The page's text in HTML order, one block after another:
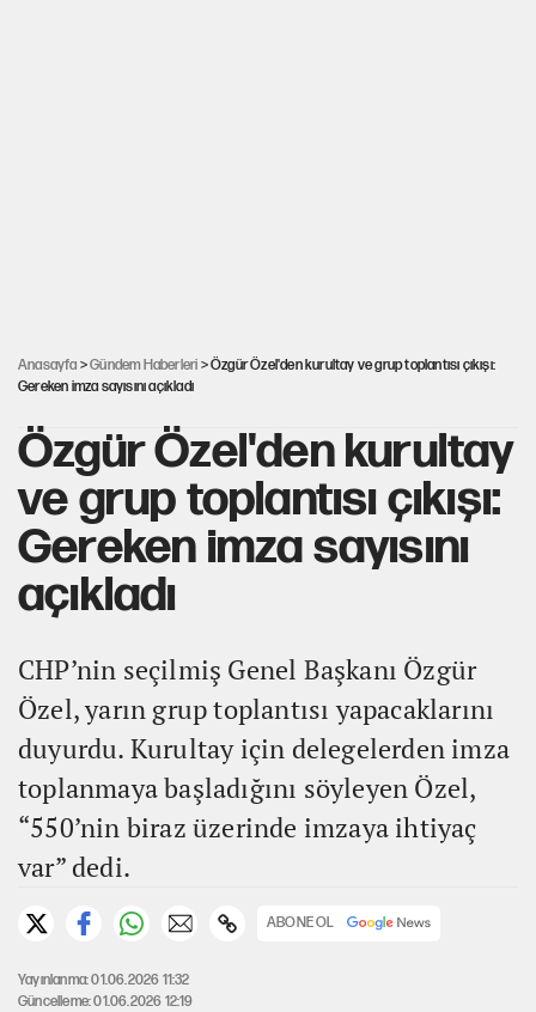
Anasayfa >Gündem Haberleri > Özgür Özel'den kurultay ve grup toplantısı çıkışı:
Gereken imza sayısını açıkladı
Özgür Özel'den kurultay
ve grup toplantısı çıkışı:
Gereken imza sayısını
açıkladı
CHP’nin seçilmiş Genel Başkanı Özgür
Özel, yarın grup toplantısı yapacaklarını
duyurdu. Kurultay için delegelerden imza
toplanmaya başladığını söyleyen Özel,
“550’nin biraz üzerinde imzaya ihtiyaç
var” dedi.
ABONE OL
Yayınlanma: 01.06.2026 11:32
Güncelleme: 01.06.2026 12:19